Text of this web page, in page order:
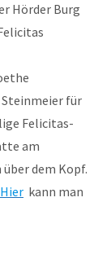
Hörder Burg
für
Felicitas-
am
dem Kopf.
Hier kann man